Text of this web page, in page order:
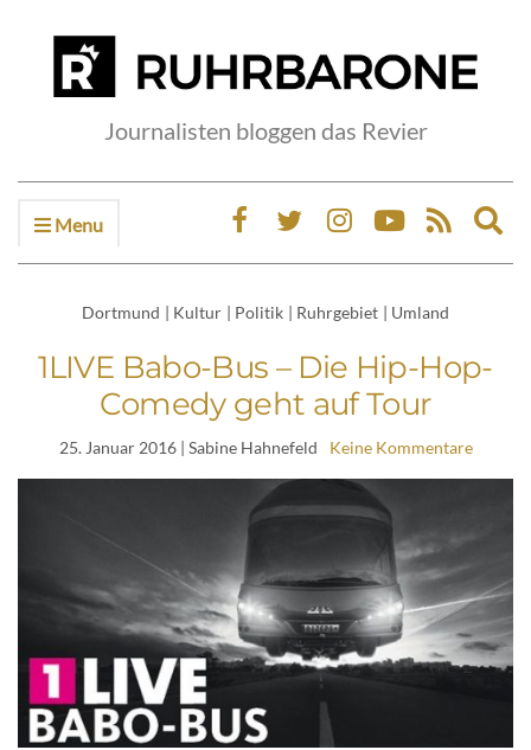
Journalisten bloggen das Revier
Menu
Dortmund | Kultur | Politik | Ruhrgebiet | Umland
1LIVE Babo-Bus – Die Hip-Hop-
Comedy geht auf Tour
25. Januar 2016| Sabine Hahnefeld Keine Kommentare